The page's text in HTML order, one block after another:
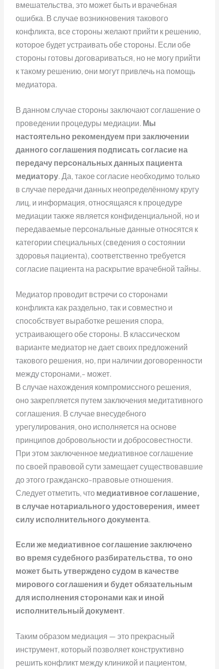
вмешательства, это может быть и врачебная
ошибка. В случае возникновения такового
конфликта, все стороны желают прийти к решению,
которое будет устраивать обе стороны. Если обе
стороны готовы договариваться, но не могу прийти
к такому решению, они могут привлечь на помощь
медиатора.
В данном случае стороны заключают соглашение о
проведении процедуры медиации. Мы
настоятельно рекомендуем при заключении
данного соглашения подписать согласие на
передачу персональных данных пациента
медиатору. Да, такое согласие необходимо только
в случае передачи данных неопределённому кругу
лиц, и информация, относящаяся к процедуре
медиации также является конфиденциальной, но и
передаваемые персональные данные относятся к
категории специальных (сведения о состоянии
здоровья пациента), соответственно требуется
согласие пациента на раскрытие врачебной тайны.
Медиатор проводит встречи со сторонами
конфликта как раздельно, так и совместно и
способствует выработке решения спора,
устраивающего обе стороны. В классическом
варианте медиатор не дает своих предложений
такового решения, но, при наличии договоренности
между сторонами,- может.
В случае нахождения компромиссного решения,
оно закрепляется путем заключения медитативного
соглашения. В случае внесудебного
урегулирования, оно исполняется на основе
принципов добровольности и добросовестности.
При этом заключенное медиативное соглашение
по своей правовой сути замещает существовавшие
до этого гражданско-правовые отношения.
Следует отметить, что медиативное соглашение,
в случае нотариального удостоверения, имеет
силу исполнительного документа
Если же медиативное соглашение заключено
во время судебного разбирательства, то оно
может быть утверждено судом в качестве
мирового соглашения и будет обязательным
для исполнения сторонами как и иной
исполнительный документ.
Таким образом медиация — это прекрасный
инструмент, который позволяет конструктивно
решить конфликт между клиникой и пациентом,